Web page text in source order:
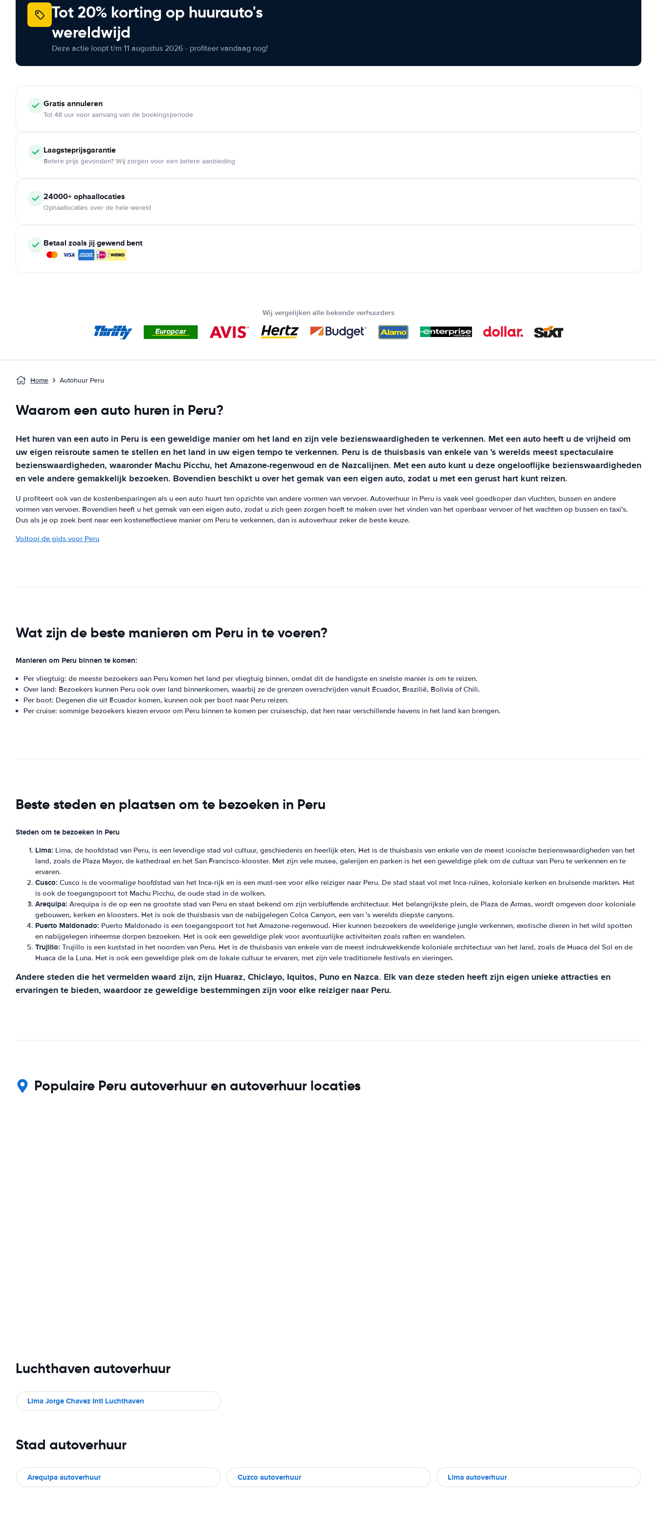
Tot 20% korting op huurauto's
wereldwijd
Deze actie loopt t/m 11 augustus 2026 - profiteer vandaag nog!
Gratis annuleren
Tot 48 uur voor aanvang van de boekingsperiode
Laagsteprijsgarantie
Betere prijs gevonden? Wij zorgen voor een betere aanbieding
24000+ ophaallocaties
Ophaallocaties over de hele wereld
Betaal zoals jij gewend bent
Wij vergelijken alle bekende verhuurders
Home Autohuur Peru
Waarom een auto huren in Peru?
Het huren van een auto in Peru is een geweldige manier om het land en zijn vele bezienswaardigheden te verkennen. Met een auto heeft u de vrijheid om
uw eigen reisroute samen te stellen en het land in uw eigen tempo te verkennen. Peru is de thuisbasis van enkele van 's werelds meest spectaculaire
bezienswaardigheden, waaronder Machu Picchu, het Amazone-regenwoud en de Nazcalijnen. Met een auto kunt u deze ongelooflijke bezienswaardigheden
en vele andere gemakkelijk bezoeken. Bovendien beschikt u over het gemak van een eigen auto, zodat u met een gerust hart kunt reizen.
U profiteert ook van de kostenbesparingen als u een auto huurt ten opzichte van andere vormen van vervoer. Autoverhuur in Peru is vaak veel goedkoper dan vluchten, bussen en andere
vormen van vervoer. Bovendien heeft u het gemak van een eigen auto, zodat u zich geen zorgen hoeft te maken over het vinden van het openbaar vervoer of het wachten op bussen en taxi's.
Dus als je op zoek bent naar een kosteneffectieve manier om Peru te verkennen, dan is autoverhuur zeker de beste keuze.
Voltooi de gids voor Peru
Wat zijn de beste manieren om Peru in te voeren?
Manieren om Peru binnen te komen:
Per vliegtuig: de meeste bezoekers aan Peru komen het land per vliegtuig binnen, omdat dit de handigste en snelste manier is om te reizen.
Over land: Bezoekers kunnen Peru ook over land binnenkomen, waarbij ze de grenzen overschrijden vanuit Ecuador, Brazilië, Bolivia of Chili.
Per boot: Degenen die uit Ecuador komen, kunnen ook per boot naar Peru reizen.
Per cruise: sommige bezoekers kiezen ervoor om Peru binnen te komen per cruiseschip, dat hen naar verschillende havens in het land kan brengen.
Beste steden en plaatsen om te bezoeken in Peru
Steden om te bezoeken in Peru
Lima: Lima, de hoofdstad van Peru, is een levendige stad vol cultuur, geschiedenis en heerlijk eten. Het is de thuisbasis van enkele van de meest iconische bezienswaardigheden van het
land, zoals de Plaza Mayor, de kathedraal en het San Francisco-klooster. Met zijn vele musea, galerijen en parken is het een geweldige plek om de cultuur van Peru te verkennen en te
ervaren.
Cusco: Cusco is de voormalige hoofdstad van het Inca-rijk en is een must-see voor elke reiziger naar Peru. De stad staat vol met Inca-ruïnes, koloniale kerken en bruisende markten. Het
is ook de toegangspoort tot Machu Picchu, de oude stad in de wolken.
Arequipa: Arequipa is de op een na grootste stad van Peru en staat bekend om zijn verbluffende architectuur. Het belangrijkste plein, de Plaza de Armas, wordt omgeven door koloniale
gebouwen, kerken en kloosters. Het is ook de thuisbasis van de nabijgelegen Colca Canyon, een van 's werelds diepste canyons.
Puerto Maldonado: Puerto Maldonado is een toegangspoort tot het Amazone-regenwoud. Hier kunnen bezoekers de weelderige jungle verkennen, exotische dieren in het wild spotten
en nabijgelegen inheemse dorpen bezoeken. Het is ook een geweldige plek voor avontuurlijke activiteiten zoals raften en wandelen.
Trujillo: Trujillo is een kuststad in het noorden van Peru. Het is de thuisbasis van enkele van de meest indrukwekkende koloniale architectuur van het land, zoals de Huaca del Sol en de
Huaca de la Luna. Het is ook een geweldige plek om de lokale cultuur te ervaren, met zijn vele traditionele festivals en vieringen.
Andere steden die het vermelden waard zijn, zijn Huaraz, Chiclayo, Iquitos, Puno en Nazca. Elk van deze steden heeft zijn eigen unieke attracties en
ervaringen te bieden, waardoor ze geweldige bestemmingen zijn voor elke reiziger naar Peru.
Populaire Peru autoverhuur en autoverhuur locaties
Luchthaven autoverhuur
Lima Jorge Chavez Intl Luchthaven
Stad autoverhuur
Arequipa autoverhuur Cuzco autoverhuur Lima autoverhuur